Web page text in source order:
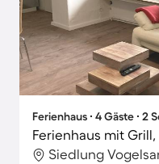
Ferienhaus ∙ 4 Gäste ∙ 2
Siedlung